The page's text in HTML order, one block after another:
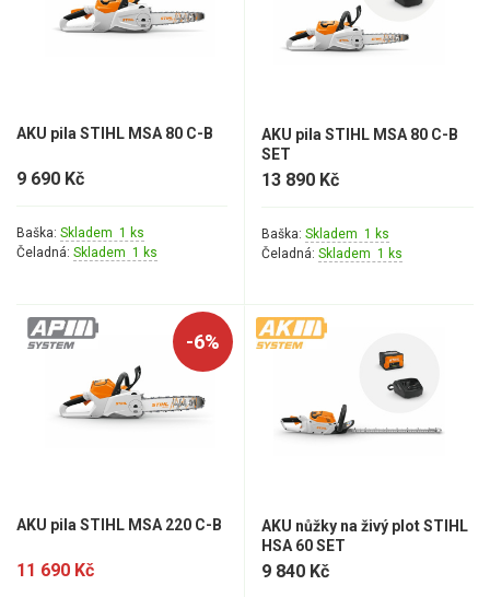
AKU pila STIHL MSA 80 C-B
9 690 Kč
Baška: Skladem 1 ks
Čeladná: Skladem 1 ks
AKU pila STIHL MSA 80 C-B
SET
13 890 Kč
Baška: Skladem 1 ks
Čeladná: Skladem 1 ks
-6%
AKU pila STIHL MSA 220 C-B
11 690 Kč
AKU nůžky na živý plot STIHL
HSA 60 SET
9 840 Kč